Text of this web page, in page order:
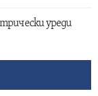
уреди